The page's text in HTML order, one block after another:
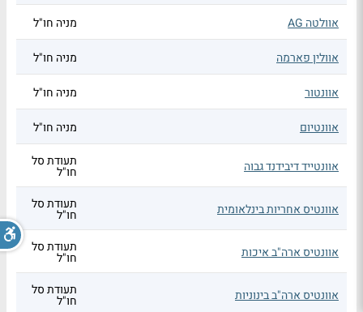
אוולטה AG מניה חו"ל
אוולין פארמה מניה חו"ל
אוונטור מניה חו"ל
אוונטיום מניה חו"ל
אוונטייד דיבידנד גבוה תעודת סל
חו"ל
אוונטיס אחריות בינלאומית תעודת סל
חו"ל
אוונטיס ארה"ב איכות תעודת סל
חו"ל
אוונטיס ארה"ב בינוניות תעודת סל
חו"ל